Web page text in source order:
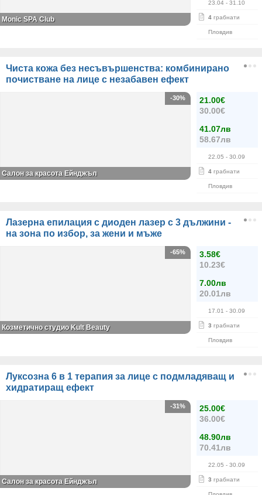
23.04 - 31.10
4 грабнати
Пловдив
Monic SPA Club
Чиста кожа без несъвършенства: комбинирано
почистване на лице с незабавен ефект
21.00€
30.00€
41.07лв
58.67лв
22.05 - 30.09
4 грабнати
Пловдив
-30%
Салон за красота Ейнджъл
Лазерна епилация с диоден лазер с 3 дължини -
на зона по избор, за жени и мъже
3.58€
10.23€
7.00лв
20.01лв
17.01 - 30.09
3 грабнати
Пловдив
-65%
Козметично студио Kult Beauty
Луксозна 6 в 1 терапия за лице с подмладяващ и
хидратиращ ефект
25.00€
36.00€
48.90лв
70.41лв
22.05 - 30.09
3 грабнати
-31%
Салон за красота Ейнджъл